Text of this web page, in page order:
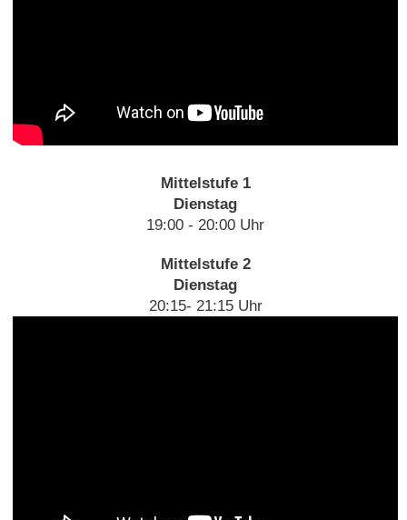
Mittelstufe 1
Dienstag
19:00 - 20:00 Uhr
Mittelstufe 2
Dienstag
20:15- 21:15 Uhr